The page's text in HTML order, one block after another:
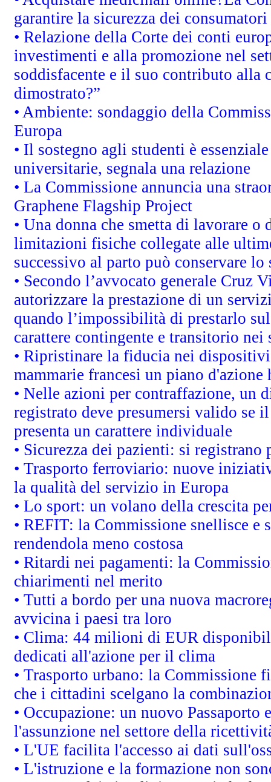
garantire la sicurezza dei consumatori
• Relazione della Corte dei conti
investimenti e alla promozione nel
soddisfacente e il suo contributo
dimostrato?”
• Ambiente: sondaggio della
Europa
• Il sostegno agli studenti è
universitarie, segnala una relazione
• La Commissione annuncia una
Graphene Flagship Project
• Una donna che smetta di lavorare
limitazioni fisiche collegate alle
successivo al parto può conservare
• Secondo l’avvocato generale Cruz
autorizzare la prestazione di un
quando l’impossibilità di prestarlo
carattere contingente e transitorio
• Ripristinare la fiducia nei
mammarie francesi un piano
• Nelle azioni per contraffazione, un
registrato deve presumersi valido se
presenta un carattere individuale
• Sicurezza dei pazienti: si
• Trasporto ferroviario: nuove
la qualità del servizio in Europa
• Lo sport: un volano della crescita
• REFIT: la Commissione snellisce
rendendola meno costosa
• Ritardi nei pagamenti: la
chiarimenti nel merito
• Tutti a bordo per una nuova
avvicina i paesi tra loro
• Clima: 44 milioni di EUR
dedicati all'azione per il clima
• Trasporto urbano: la Commissione
che i cittadini scelgano la
• Occupazione: un nuovo Passaporto
l'assunzione nel settore della
• L'UE facilita l'accesso ai dati
• L'istruzione e la formazione non